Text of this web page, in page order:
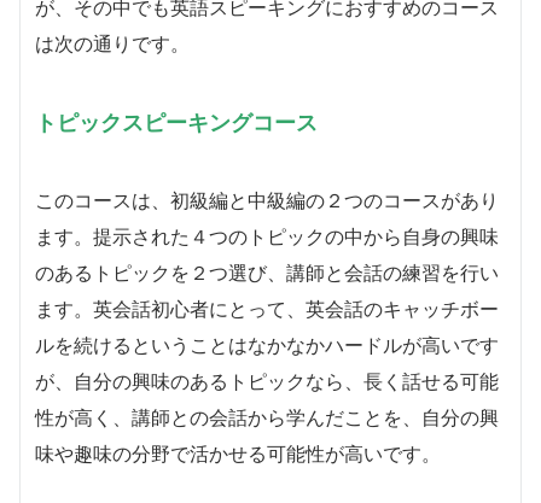
が、その中でも英語スピーキングにおすすめのコース
は次の通りです。
トピックスピーキングコース
このコースは、初級編と中級編の２つのコースがあり
ます。提示された４つのトピックの中から自身の興味
のあるトピックを２つ選び、講師と会話の練習を行い
ます。英会話初心者にとって、英会話のキャッチボー
ルを続けるということはなかなかハードルが高いです
が、自分の興味のあるトピックなら、長く話せる可能
性が高く、講師との会話から学んだことを、自分の興
味や趣味の分野で活かせる可能性が高いです。